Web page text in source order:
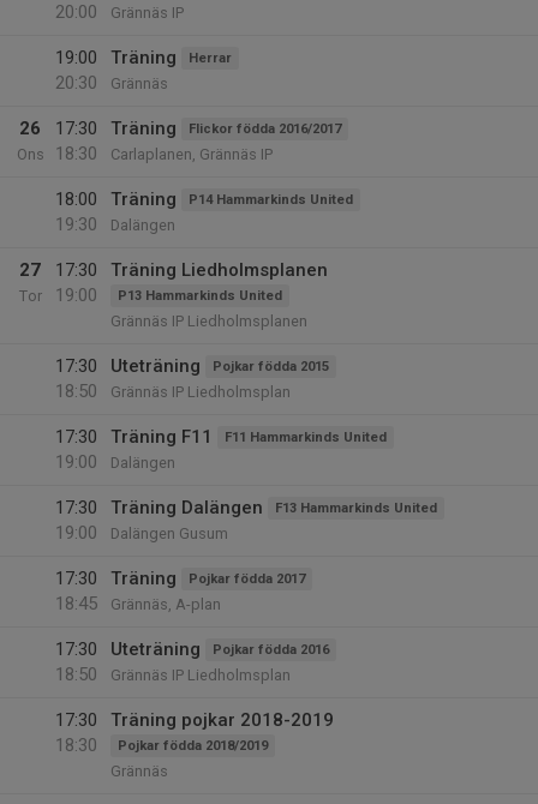
20:00
Grännäs IP
19:00
20:30
Träning Herrar
Grännäs
26
Ons
17:30
18:30
Träning Flickor födda 2016/2017
Carlaplanen, Grännäs IP
18:00
19:30
Träning P14 Hammarkinds United
Dalängen
27
Tor
17:30
19:00
Träning Liedholmsplanen
P13 Hammarkinds United
Grännäs IP Liedholmsplanen
17:30
18:50
Uteträning Pojkar födda 2015
Grännäs IP Liedholmsplan
17:30
19:00
Träning F11 F11 Hammarkinds United
Dalängen
17:30
19:00
Träning Dalängen F13 Hammarkinds United
Dalängen Gusum
17:30
18:45
Träning Pojkar födda 2017
Grännäs, A-plan
17:30
18:50
Uteträning Pojkar födda 2016
Grännäs IP Liedholmsplan
17:30
18:30
Träning pojkar 2018-2019
Pojkar födda 2018/2019
Grännäs